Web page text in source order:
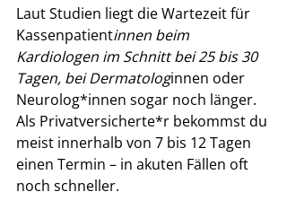
Laut Studien liegt die Wartezeit für
Kassenpatientinnen beim
Kardiologen im Schnitt bei 25 bis 30
Tagen, bei Dermatologinnen oder
Neurolog*innen sogar noch länger.
Als Privatversicherte*r bekommst du
meist innerhalb von 7 bis 12 Tagen
einen Termin – in akuten Fällen oft
noch schneller.